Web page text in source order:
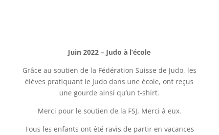
Juin 2022 – Judo à l’école
Grâce au soutien de la Fédération Suisse de Judo, les
élèves pratiquant le Judo dans une école, ont reçus
une gourde ainsi qu’un t-shirt.
Merci pour le soutien de la FSJ, Merci à eux.
Tous les enfants ont été ravis de partir en vacances